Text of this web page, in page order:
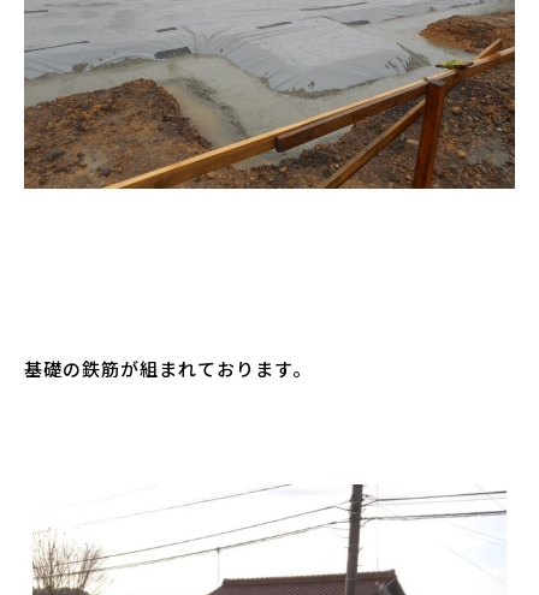
基礎の鉄筋が組まれております。